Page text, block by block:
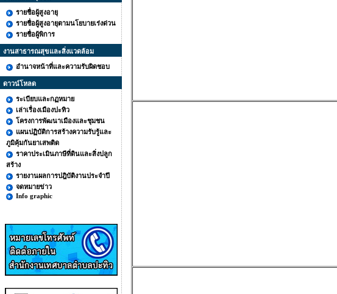
รายชื่อผู้สูงอายุ
รายชื่อผู้สูงอายุตามนโยบายเร่งด่วน
รายชื่อผู้พิการ
งานสาธารณสุขและสิ่งแวดล้อม
อำนาจหน้าที่และความรับผิดชอบ
ดาวน์โหลด
ระเบียบและกฏหมาย
เล่าเรื่องเมืองปะทิว
โครงการพัฒนาเมืองและชุมชน
แผนปฏิบัติการสร้างความรับรู้และ
ภูมิคุ้มกันยาเสพติด
ราคาประเมินภาษีที่ดินและสิ่งปลูก
สร้าง
รายงานผลการปฎิบัติงานประจำปี
จดหมายข่าว
Info graphic